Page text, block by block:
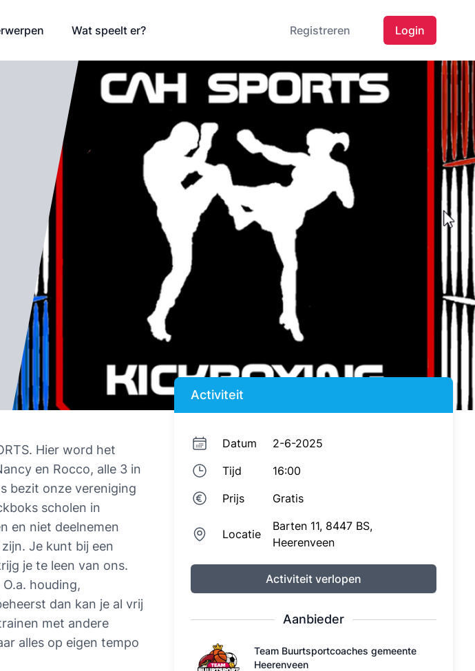
Wat speelt er? Registreren Login
Hier word het
en Rocco, alle 3 in
bezit onze vereniging
scholen in
en niet deelnemen
Je kunt bij een
je te leen van ons.
houding,
dan kan je al vrij
met andere
alles op eigen tempo
Activiteit
Datum
2-6-2025
Tijd
16:00
Prijs
Gratis
Locatie
Barten 11, 8447 BS,
Heerenveen
Activiteit verlopen
Aanbieder
Team Buurtsportcoaches gemeente Heerenveen
Team Buurtsportcoaches gemeente
Heerenveen